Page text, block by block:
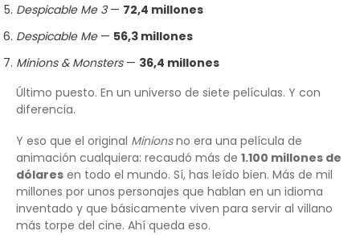
Despicable Me 3— 72,4 millones
Despicable Me— 56,3 millones
Minions & Monsters— 36,4 millones
Último puesto. En un universo de siete películas. Y con
diferencia.
Y eso que el original Minionsno era una película de
animación cualquiera: recaudó más de 1.100 millones de
dólares en todo el mundo. Sí, has leído bien. Más de mil
millones por unos personajes que hablan en un idioma
inventado y que básicamente viven para servir al villano
más torpe del cine. Ahí queda eso.